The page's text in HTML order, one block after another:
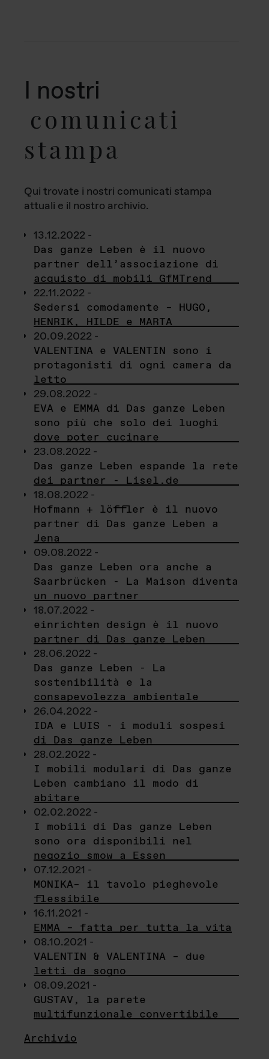
I nostri
comunicati
stampa
Qui trovate i nostri comunicati stampa
attuali e il nostro archivio.
13.12.2022 -
Das ganze Leben è il nuovo
partner dell’associazione di
acquisto di mobili GfMTrend
22.11.2022 -
Sedersi comodamente – HUGO,
HENRIK, HILDE e MARTA
20.09.2022 -
VALENTINA e VALENTIN sono i
protagonisti di ogni camera da
letto
29.08.2022 -
EVA e EMMA di Das ganze Leben
sono più che solo dei luoghi
dove poter cucinare
23.08.2022 -
Das ganze Leben espande la rete
dei partner - Lisel.de
18.08.2022 -
Hofmann + löffler è il nuovo
partner di Das ganze Leben a
Jena
09.08.2022 -
Das ganze Leben ora anche a
Saarbrücken - La Maison diventa
un nuovo partner
18.07.2022 -
einrichten design è il nuovo
partner di Das ganze Leben
28.06.2022 -
Das ganze Leben - La
sostenibilità e la
consapevolezza ambientale
26.04.2022 -
IDA e LUIS - i moduli sospesi
di Das ganze Leben
28.02.2022 -
I mobili modulari di Das ganze
Leben cambiano il modo di
abitare
02.02.2022 -
I mobili di Das ganze Leben
sono ora disponibili nel
negozio smow a Essen
07.12.2021 -
MONIKA– il tavolo pieghevole
flessibile
16.11.2021 -
EMMA – fatta per tutta la vita
08.10.2021 -
VALENTIN & VALENTINA – due
letti da sogno
08.09.2021 -
GUSTAV, la parete
multifunzionale convertibile
Archivio